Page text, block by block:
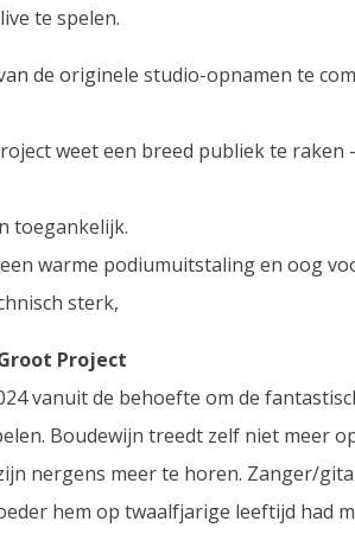
te spelen.
de originele studio-opnamen te
weet een breed publiek te
toegankelijk.
warme podiumuitstaling en oog
sterk,
Project
vanuit de behoefte om de
Boudewijn treedt zelf niet meer
nergens meer te horen. Zanger/
hem op twaalfjarige leeftijd had